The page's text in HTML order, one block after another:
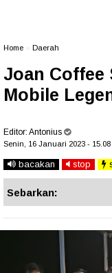
Home Daerah
Joan Coffee
Mobile
Editor: Antonius
Senin, 16 Januari 2023 - 15.08
bacakan stop
Sebarkan: